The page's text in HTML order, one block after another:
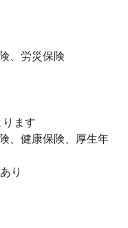
、労災保険
ます
、健康保険、厚生年
り